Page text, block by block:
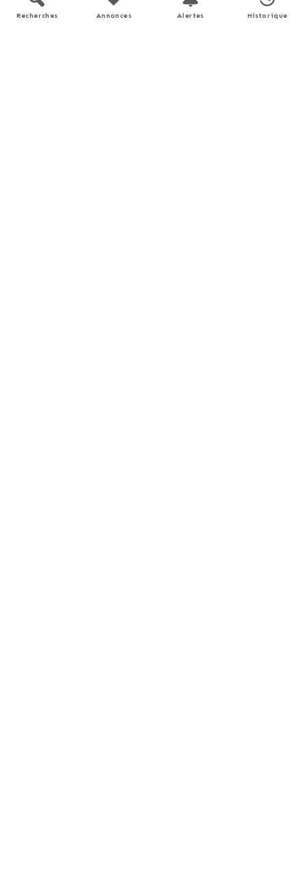
Recherches Annonces Alertes Historique